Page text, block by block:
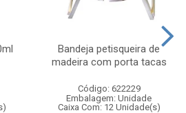
Bandeja petisqueira de
madeira com porta tacas
Código: 622229
Embalagem: Unidade
Caixa Com: 12 Unidade(s)